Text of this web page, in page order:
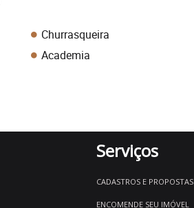
Churrasqueira
Academia
Serviços
CADASTROS E PROPOSTAS
ENCOMENDE SEU IMÓVEL